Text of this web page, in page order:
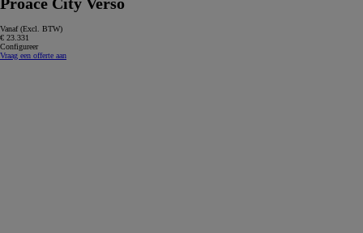
Vanaf (Excl. BTW)
€ 23.331
Configureer
Vraag een offerte aan